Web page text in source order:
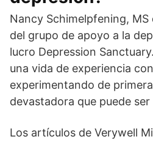
Nancy Schimelpfening,
del grupo de apoyo a la
lucro Depression
una vida de experiencia
experimentando de
devastadora que puede
Los artículos de Verywell